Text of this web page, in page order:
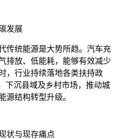
发展
传统能源是大势所趋。汽车充
排放、低能耗，能够有效减少
，行业持续落地各类扶持政
下沉县域及乡村市场，推动城
源结构转型升级。
状与现存痛点